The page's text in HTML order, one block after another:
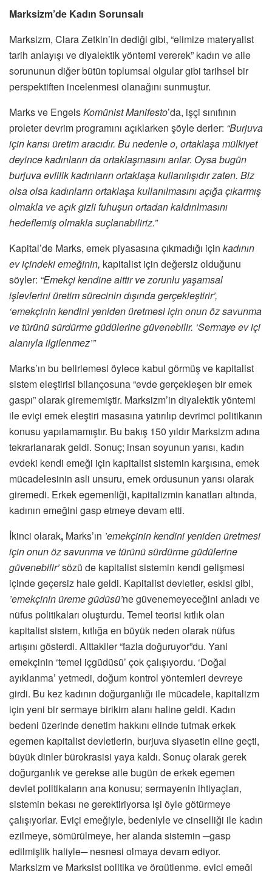
Marksizm’de Kadın Sorunsalı
Marksizm, Clara Zetkin’in dediği gibi, “elimize materyalist
tarih anlayışı ve diyalektik yöntemi vererek” kadın ve aile
sorununun diğer bütün toplumsal olgular gibi tarihsel bir
perspektiften incelenmesi olanağını sunmuştur.
Marks ve EngelsKomünist Manifesto’da, işçi sınıfının
proleter devrim programını açıklarken şöyle derler: “Burjuva
için karısı üretim aracıdır. Bu nedenle o, ortaklaşa mülkiyet
deyince kadınların da ortaklaşmasını anlar. Oysa bugün
burjuva evlilik kadınların ortaklaşa kullanılışıdır zaten. Biz
olsa olsa kadınların ortaklaşa kullanılmasını açığa çıkarmış
olmakla ve açık gizli fuhuşun ortadan kaldırılmasını
hedeflemiş olmakla suçlanabiliriz.”
Kapital’de Marks, emek piyasasına çıkmadığı için kadının
ev içindeki emeğinin, kapitalist için değersiz olduğunu
söyler: “Emekçi kendine aittir ve zorunlu yaşamsal
işlevlerini üretim sürecinin dışında gerçekleştirir’,
‘emekçinin kendini yeniden üretmesi için onun öz savunma
ve türünü sürdürme güdülerine güvenebilir. ‘Sermaye ev içi
alanıyla ilgilenmez’”
Marks’ın bu belirlemesi öylece kabul görmüş ve kapitalist
sistem eleştirisi bilançosuna “evde gerçekleşen bir emek
gaspı” olarak girememiştir. Marksizm’in diyalektik yöntemi
ile eviçi emek eleştiri masasına yatırılıp devrimci politikanın
konusu yapılamamıştır. Bu bakış 150 yıldır Marksizm adına
tekrarlanarak geldi. Sonuç; insan soyunun yarısı, kadın
evdeki kendi emeği için kapitalist sistemin karşısına, emek
mücadelesinin asli unsuru, emek ordusunun yarısı olarak
giremedi. Erkek egemenliği, kapitalizmin kanatları altında,
kadının emeğini gasp etmeye devam etti.
İkinci olarak, Marks’ın ’emekçinin kendini yeniden üretmesi
için onun öz savunma ve türünü sürdürme güdülerine
güvenebilir’sözü de kapitalist sistemin kendi gelişmesi
içinde geçersiz hale geldi. Kapitalist devletler, eskisi gibi,
’emekçinin üreme güdüsü’ne güvenemeyeceğini anladı ve
nüfus politikaları oluşturdu. Temel teorisi kıtlık olan
kapitalist sistem, kıtlığa en büyük neden olarak nüfus
artışını gösterdi. Alttakiler “fazla doğuruyor”du. Yani
emekçinin ‘temel içgüdüsü’ çok çalışıyordu. ‘Doğal
ayıklanma’ yetmedi, doğum kontrol yöntemleri devreye
girdi. Bu kez kadının doğurganlığı ile mücadele, kapitalizm
için yeni bir sermaye birikim alanı haline geldi. Kadın
bedeni üzerinde denetim hakkını elinde tutmak erkek
egemen kapitalist devletlerin, burjuva siyasetin eline geçti,
büyük dinler bürokrasisi yaya kaldı. Sonuç olarak gerek
doğurganlık ve gerekse aile bugün de erkek egemen
devlet politikaların ana konusu; sermayenin ihtiyaçları,
sistemin bekası ne gerektiriyorsa işi öyle götürmeye
çalışıyorlar. Eviçi emeğiyle, bedeniyle ve cinselliği ile kadın
ezilmeye, sömürülmeye, her alanda sistemin ─gasp
edilmişlik haliyle─ nesnesi olmaya devam ediyor.
Marksizm ve Marksist politika ve örgütlenme, eviçi emeği